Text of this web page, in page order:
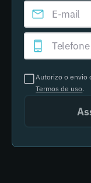
Autorizo o envio
Termos de uso.